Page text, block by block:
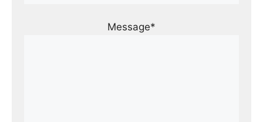
Message*